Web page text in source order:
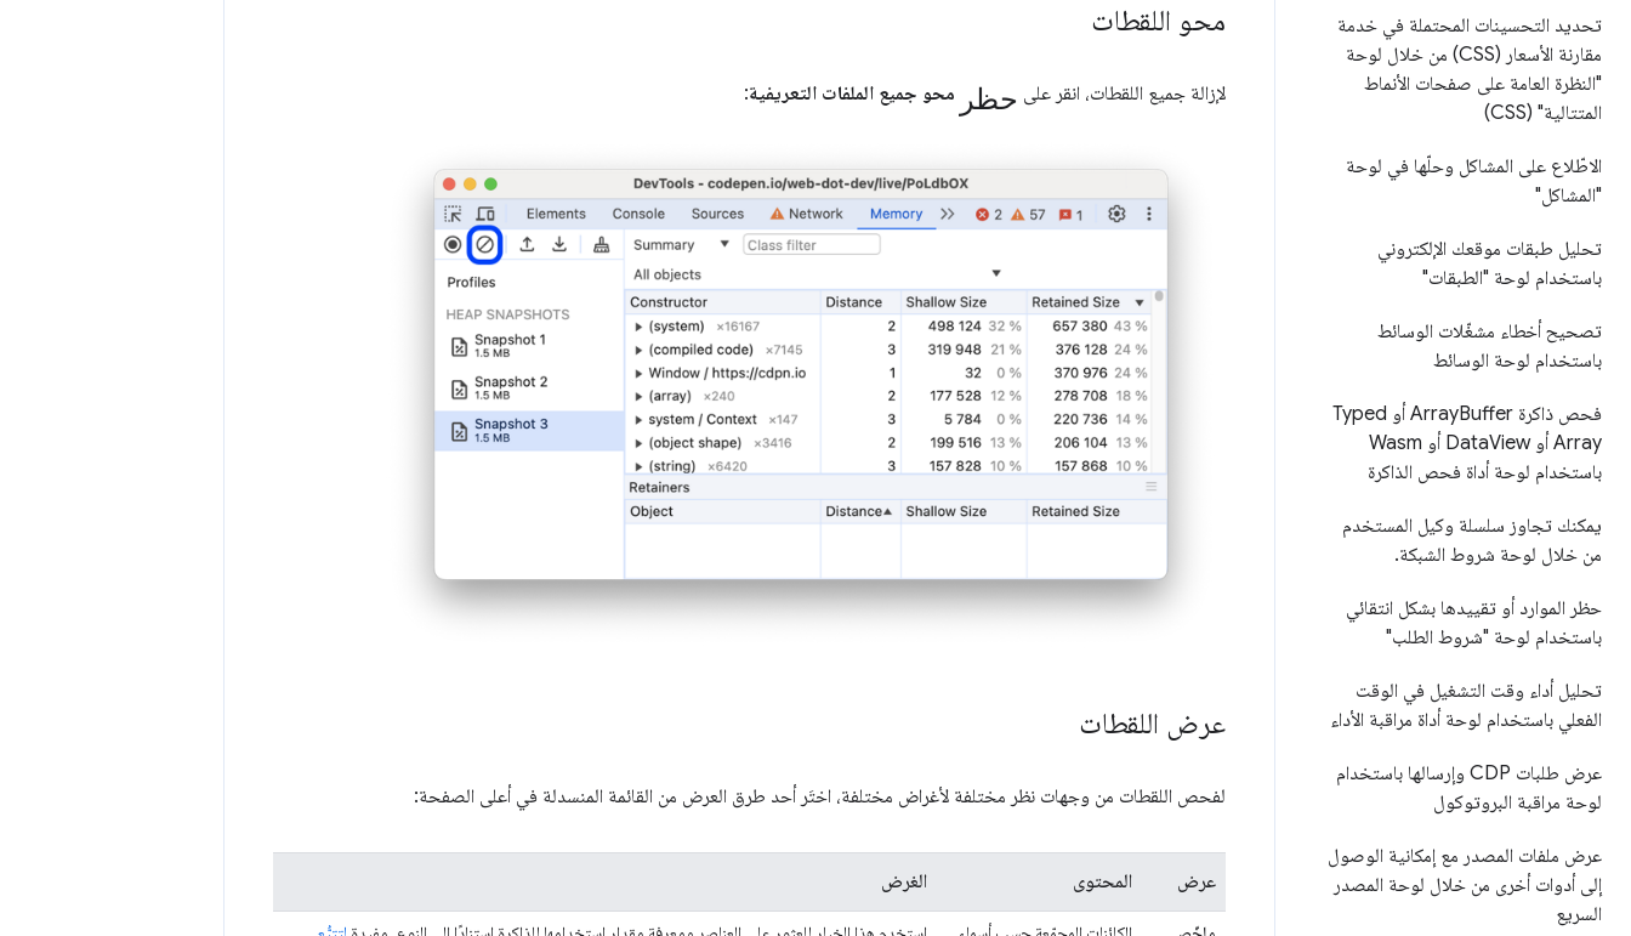
تحديد التحسينات المحتملة في خدمة
مقارنة الأسعار (CSS) من خلال لوحة
"النظرة العامة على صفحات الأنماط
المتتالية" (CSS)
الاطّلاع على المشاكل وحلّها في لوحة
"المشاكل"
تحليل طبقات موقعك الإلكتروني
باستخدام لوحة "الطبقات"
تصحيح أخطاء مشغّلات الوسائط
باستخدام لوحة الوسائط
فحص ذاكرة Array Buffer أو Typed
Array أو Data
View أو Wasm
باستخدام لوحة أداة فحص الذاكرة
يمكنك تجاوز سلسلة وكيل المستخدم
من خلال لوحة شروط الشبكة.
حظر الموارد أو تقييدها بشكل انتقائي
باستخدام لوحة "شروط الطلب"
تحليل أداء وقت التشغيل في الوقت
الفعلي باستخدام لوحة أداة مراقبة الأداء
عرض طلبات CDP وإرسالها باستخدام
لوحة مراقبة البروتوكول
عرض ملفات المصدر مع إمكانية الوصول
إلى أدوات أخرى من خلال لوحة المصدر
السريع
محو اللقطات
لإزالة جميع اللقطات، انقر على حظر محو جميع الملفات التعريفية:
عرض اللقطات
لفحص اللقطات من وجهات نظر مختلفة لأغراض مختلفة، اختَر أحد طرق العرض من القائمة المنسدلة في أعلى الصفحة:
عرض المحتوى الغرض